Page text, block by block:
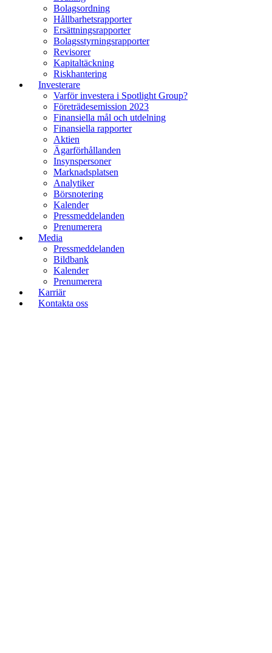
Bolagsordning
Hållbarhetsrapporter
Ersättningsrapporter
Bolagsstyrningsrapporter
Revisorer
Kapitaltäckning
Riskhantering
Investerare
Varför investera i Spotlight Group?
Företrädesemission 2023
Finansiella mål och utdelning
Finansiella rapporter
Aktien
Ägarförhållanden
Insynspersoner
Marknadsplatsen
Analytiker
Börsnotering
Kalender
Pressmeddelanden
Prenumerera
Media
Pressmeddelanden
Bildbank
Kalender
Prenumerera
Karriär
Kontakta oss